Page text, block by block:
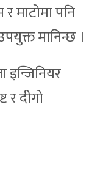
माटोमा पनि
मानिन्छ ।
इन्जिनियर
दीगो